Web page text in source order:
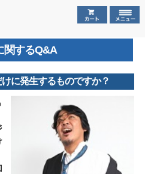
関するQ&A
に発生するものですか？